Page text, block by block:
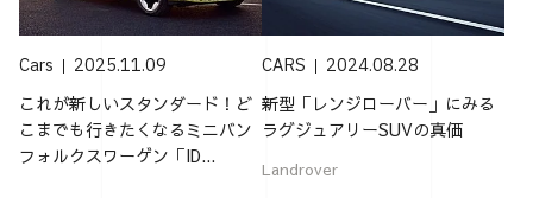
Cars 2025.11.09
これが新しいスタンダード！ど
こまでも行きたくなるミニバン
フォルクスワーゲン「ID...
CARS 2024.08.28
新型「レンジローバー」にみる
ラグジュアリーSUVの真価
Landrover